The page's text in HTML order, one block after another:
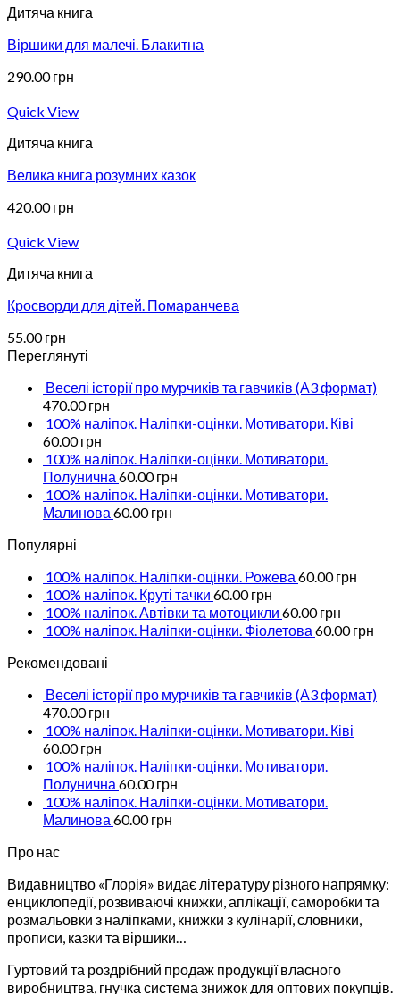
Дитяча книга
Віршики для малечі. Блакитна
290.00грн
Quick View
Дитяча книга
Велика книга розумних казок
420.00грн
Quick View
Дитяча книга
Кросворди для дітей. Помаранчева
55.00грн
Переглянуті
Веселі історії про мурчиків та гавчиків (А3 формат)
470.00грн
100% наліпок. Наліпки-оцінки. Мотиватори. Ківі
60.00грн
100% наліпок. Наліпки-оцінки. Мотиватори.
Полунична 60.00грн
100% наліпок. Наліпки-оцінки. Мотиватори.
Малинова 60.00грн
Популярні
100% наліпок. Наліпки-оцінки. Рожева 60.00грн
100% наліпок. Круті тачки 60.00грн
100% наліпок. Автівки та мотоцикли 60.00грн
100% наліпок. Наліпки-оцінки. Фіолетова 60.00грн
Рекомендовані
Веселі історії про мурчиків та гавчиків (А3 формат)
470.00грн
100% наліпок. Наліпки-оцінки. Мотиватори. Ківі
60.00грн
100% наліпок. Наліпки-оцінки. Мотиватори.
Полунична 60.00грн
100% наліпок. Наліпки-оцінки. Мотиватори.
Малинова 60.00грн
Про нас
Видавництво «Глорія» видає літературу різного напрямку:
енциклопедії, розвиваючі книжки, аплікації, саморобки та
розмальовки з наліпками, книжки з кулінарії, словники,
прописи, казки та віршики…
Гуртовий та роздрібний продаж продукції власного
виробництва, гнучка система знижок для оптових покупців.